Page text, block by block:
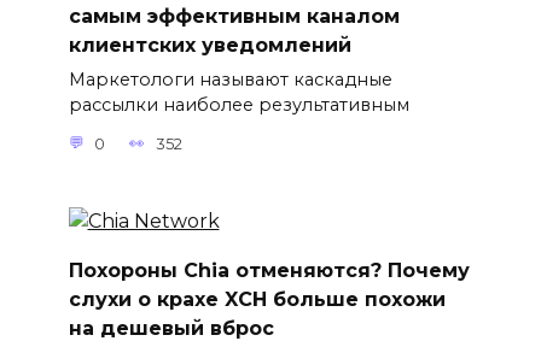
самым эффективным каналом
клиентских уведомлений
Маркетологи называют каскадные
рассылки наиболее результативным
0 352
Похороны Chia отменяются? Почему
слухи о крахе XCH больше похожи
на дешевый вброс